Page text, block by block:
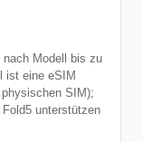
nach Modell bis zu
ist eine eSIM
SIM);
unterstützen